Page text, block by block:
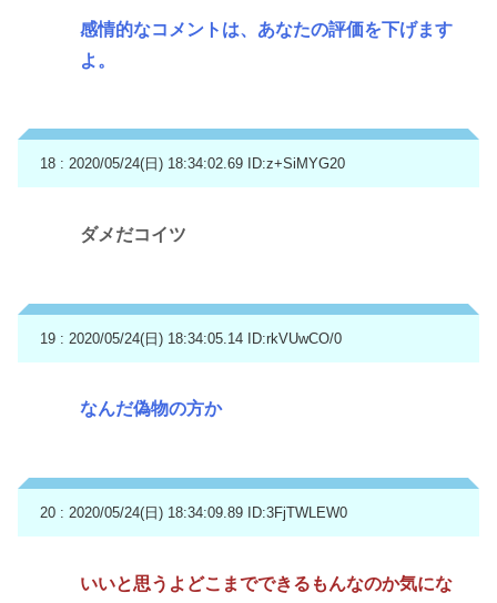
感情的なコメントは、あなたの評価を下げます
よ。
18 : 2020/05/24(日) 18:34:02.69 ID:z+SiMYG20
ダメだコイツ
19 : 2020/05/24(日) 18:34:05.14 ID:rkVUwCO/0
なんだ偽物の方か
20 : 2020/05/24(日) 18:34:09.89 ID:3FjTWLEW0
いいと思うよどこまでできるもんなのか気にな